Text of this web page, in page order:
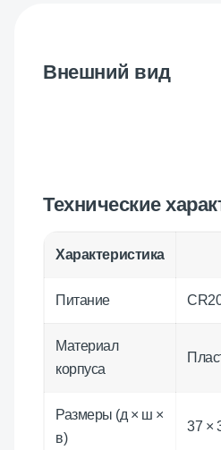
Внешний вид
Технические
Характеристика
Питание
Материал
корпуса
Размеры (д × ш ×
в)
37 ×